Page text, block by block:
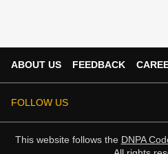
ABOUT US FEEDBACK
FOLLOW US
This website follows the DNPA